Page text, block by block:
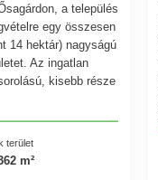
a település
egy összesen
14 hektár) nagyságú
Az ingatlan
kisebb része
terület
m²